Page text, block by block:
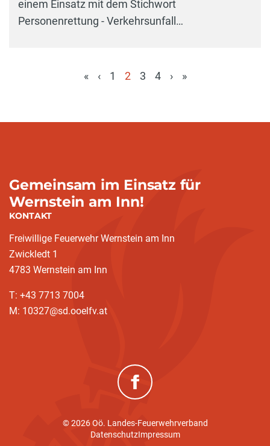
einem Einsatz mit dem Stichwort
Personenrettung - Verkehrsunfall…
« ‹ 1
2
3 4 › »
Gemeinsam im Einsatz für
Wernstein am Inn!
KONTAKT
Freiwillige Feuerwehr Wernstein am Inn
Zwickledt 1
4783 Wernstein am Inn
T: +43 7713 7004
M: 10327@sd.ooelfv.at
(neues Fenster)
© 2026 Oö. Landes-Feuerwehrverband
DatenschutzImpressum